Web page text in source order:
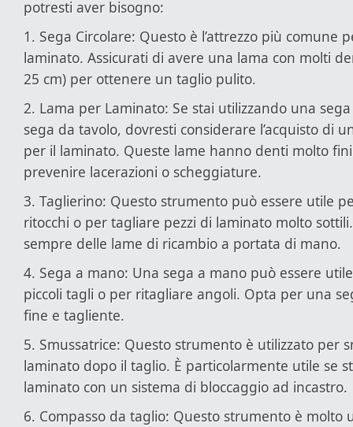
potresti aver bisogno:
1. Sega Circolare: Questo è l’attrezzo più comune
laminato. Assicurati di avere una lama con molti
25 cm) per ottenere un taglio pulito.
2. Lama per Laminato: Se stai utilizzando una
sega da tavolo, dovresti considerare l’acquisto di
per il laminato. Queste lame hanno denti molto
prevenire lacerazioni o scheggiature.
3. Taglierino: Questo strumento può essere utile
ritocchi o per tagliare pezzi di laminato molto
sempre delle lame di ricambio a portata di mano.
4. Sega a mano: Una sega a mano può essere
piccoli tagli o per ritagliare angoli. Opta per una
fine e tagliente.
5. Smussatrice: Questo strumento è utilizzato per
laminato dopo il taglio. È particolarmente utile se
laminato con un sistema di bloccaggio ad incastro.
6. Compasso da taglio: Questo strumento è molto